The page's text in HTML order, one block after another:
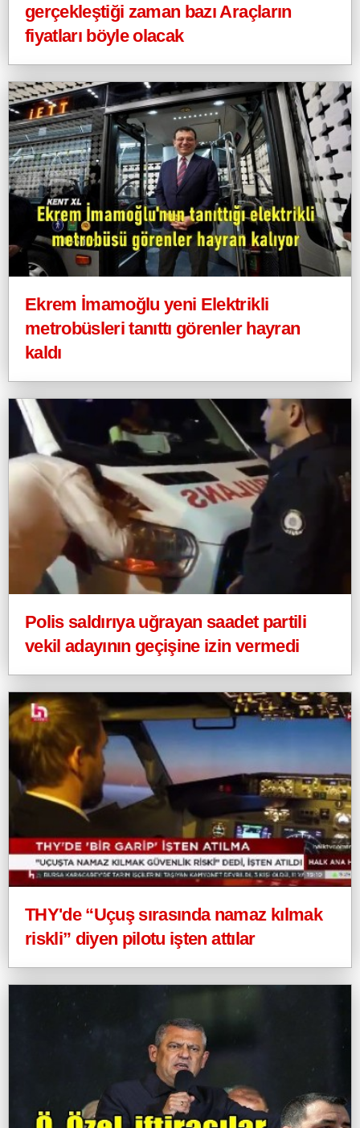
gerçekleştiği zaman bazı Araçların
fiyatları böyle olacak
Ekrem İmamoğlu yeni Elektrikli
metrobüsleri tanıttı görenler hayran
kaldı
Polis saldırıya uğrayan saadet partili
vekil adayının geçişine izin vermedi
THY'de “Uçuş sırasında namaz kılmak
riskli” diyen pilotu işten attılar